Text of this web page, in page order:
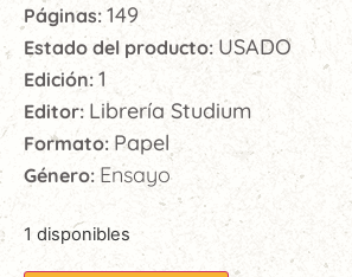
Páginas: 149
Estado del producto: USADO
Edición: 1
Editor: Librería Studium
Formato: Papel
Género: Ensayo
1 disponibles